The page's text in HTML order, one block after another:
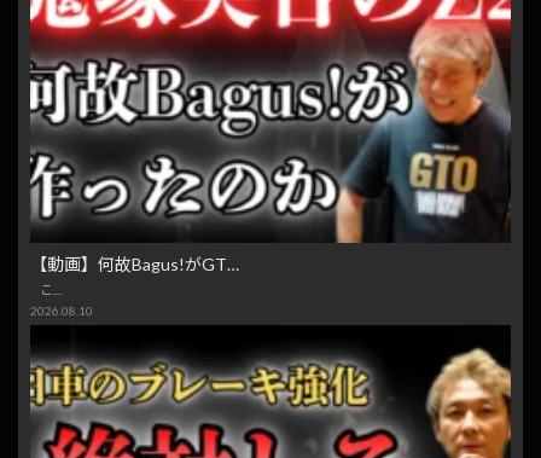
【動画】何故Bagus!がGT…
こ…
2026.08.10